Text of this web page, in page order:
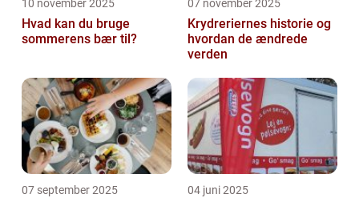
10 november 2025
Hvad kan du bruge
sommerens bær til?
07 november 2025
Krydreriernes historie og
hvordan de ændrede
verden
07 september 2025 04 juni 2025